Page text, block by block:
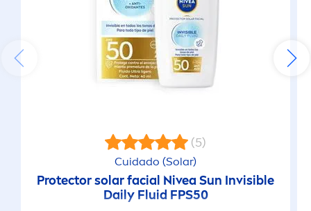
(5)
Cuidado (Solar)
Protector solar facial NiveaSun Invisible
Daily Fluid FPS50